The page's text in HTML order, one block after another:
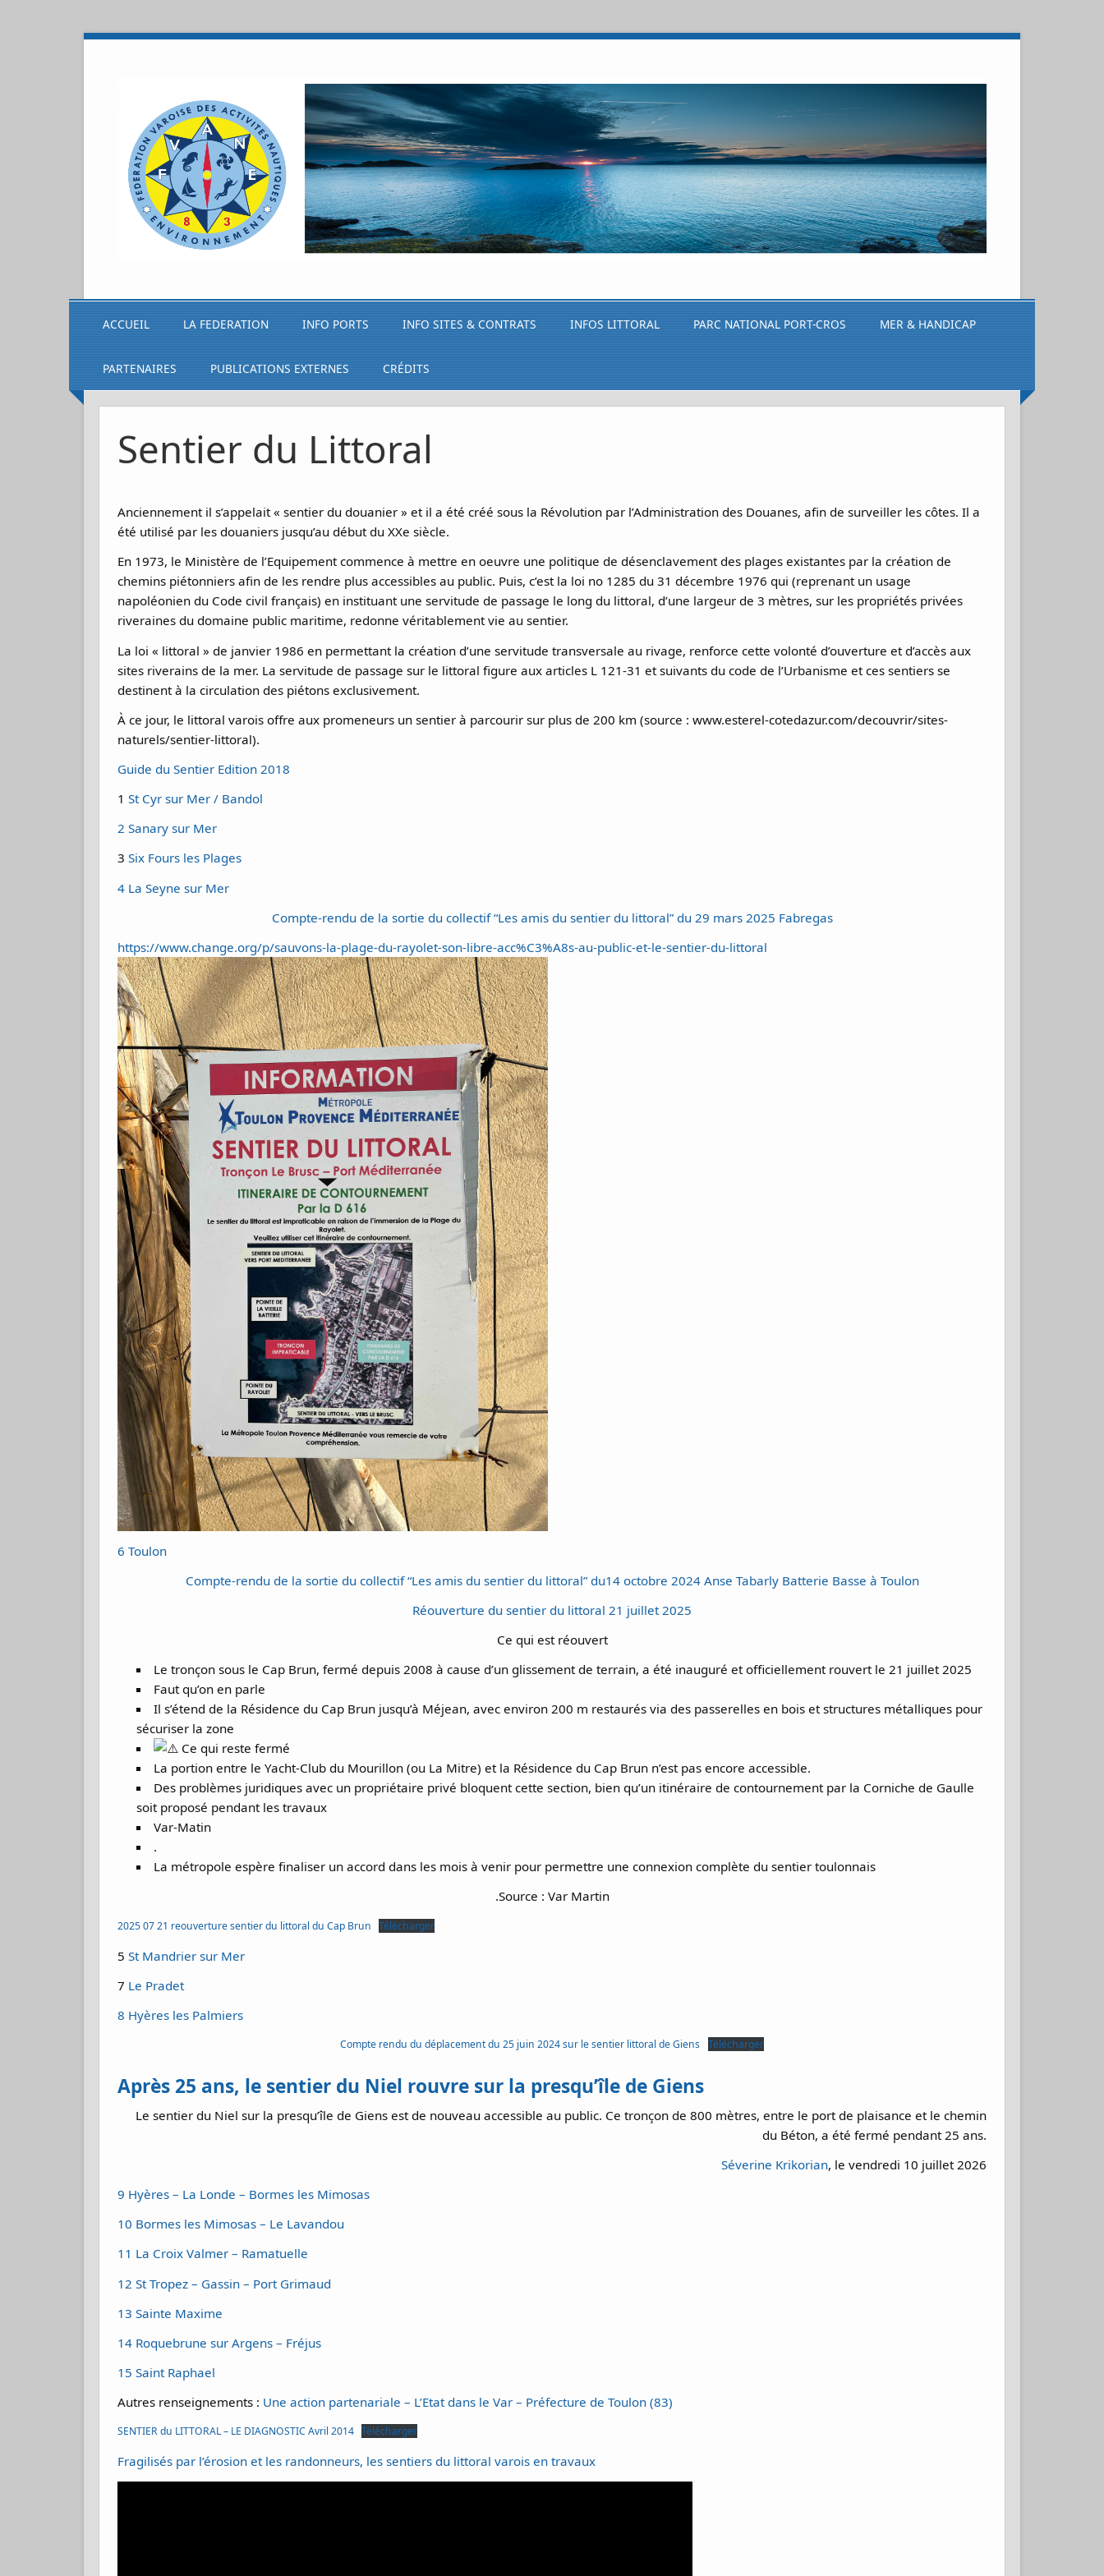
ACCUEIL LA FEDERATION INFO PORTS INFO SITES & CONTRATS INFOS LITTORAL PARC NATIONAL PORT-CROS MER & HANDICAP
PARTENAIRES PUBLICATIONS EXTERNES CRÉDITS
Sentier du Littoral
Anciennement il s’appelait « sentier du douanier » et il a été créé sous la Révolution par l’Administration des Douanes, afin de surveiller les côtes. Il a
été utilisé par les douaniers jusqu’au début du XXe siècle.
En 1973, le Ministère de l’Equipement commence à mettre en oeuvre une politique de désenclavement des plages existantes par la création de
chemins piétonniers afin de les rendre plus accessibles au public. Puis, c’est la loi no 1285 du 31 décembre 1976 qui (reprenant un usage
napoléonien du Code civil français) en instituant une servitude de passage le long du littoral, d’une largeur de 3 mètres, sur les propriétés privées
riveraines du domaine public maritime, redonne véritablement vie au sentier.
La loi « littoral » de janvier 1986 en permettant la création d’une servitude transversale au rivage, renforce cette volonté d’ouverture et d’accès aux
sites riverains de la mer. La servitude de passage sur le littoral figure aux articles L 121-31 et suivants du code de l’Urbanisme et ces sentiers se
destinent à la circulation des piétons exclusivement.
À ce jour, le littoral varois offre aux promeneurs un sentier à parcourir sur plus de 200 km (source : www.esterel-cotedazur.com/decouvrir/sites-
naturels/sentier-littoral).
Guide du Sentier Edition 2018
1 St Cyr sur Mer / Bandol
2 Sanary sur Mer
3 Six Fours les Plages
4 La Seyne sur Mer
Compte-rendu de la sortie du collectif “Les amis du sentier du littoral” du 29 mars 2025 Fabregas
https://www.change.org/p/sauvons-la-plage-du-rayolet-son-libre-acc%C3%A8s-au-public-et-le-sentier-du-littoral
6 Toulon
Compte-rendu de la sortie du collectif “Les amis du sentier du littoral” du14 octobre 2024 Anse Tabarly Batterie Basse à Toulon
Réouverture du sentier du littoral 21 juillet 2025
Ce qui est réouvert
Le tronçon sous le Cap Brun, fermé depuis 2008 à cause d’un glissement de terrain, a été inauguré et officiellement rouvert le 21 juillet 2025
Faut qu’on en parle
Il s’étend de la Résidence du Cap Brun jusqu’à Méjean, avec environ 200 m restaurés via des passerelles en bois et structures métalliques pour
sécuriser la zone
Ce qui reste fermé
La portion entre le Yacht‑Club du Mourillon (ou La Mitre) et la Résidence du Cap Brun n’est pas encore accessible.
Des problèmes juridiques avec un propriétaire privé bloquent cette section, bien qu’un itinéraire de contournement par la Corniche de Gaulle
soit proposé pendant les travaux
Var-Matin
.
La métropole espère finaliser un accord dans les mois à venir pour permettre une connexion complète du sentier toulonnais
.Source : Var Martin
2025 07 21 reouverture sentier du littoral du Cap Brun Télécharger
5 St Mandrier sur Mer
7 Le Pradet
8 Hyères les Palmiers
Compte rendu du déplacement du 25 juin 2024 sur le sentier littoral de Giens Télécharger
Après 25 ans, le sentier du Niel rouvre sur la presqu’île de Giens
Le sentier du Niel sur la presqu’île de Giens est de nouveau accessible au public. Ce tronçon de 800 mètres, entre le port de plaisance et le chemin
du Béton, a été fermé pendant 25 ans.
Séverine Krikorian, le vendredi 10 juillet 2026
9 Hyères – La Londe – Bormes les Mimosas
10 Bormes les Mimosas – Le Lavandou
11 La Croix Valmer – Ramatuelle
12 St Tropez – Gassin – Port Grimaud
13 Sainte Maxime
14 Roquebrune sur Argens – Fréjus
15 Saint Raphael
Autres renseignements : Une action partenariale – L’Etat dans le Var – Préfecture de Toulon (83)
SENTIER du LITTORAL – LE DIAGNOSTIC Avril 2014 Télécharger
Fragilisés par l’érosion et les randonneurs, les sentiers du littoral varois en travaux